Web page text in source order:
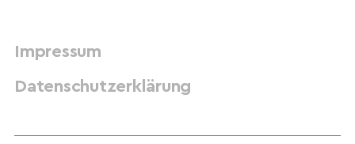
Impressum
Datenschutzerklärung